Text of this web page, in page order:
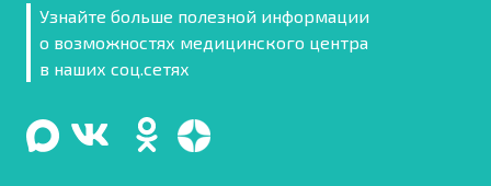
Узнайте больше полезной информации
о возможностях медицинского центра
в наших соц.сетях